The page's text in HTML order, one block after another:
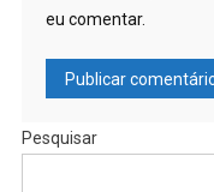
eu comentar.
Pesquisar